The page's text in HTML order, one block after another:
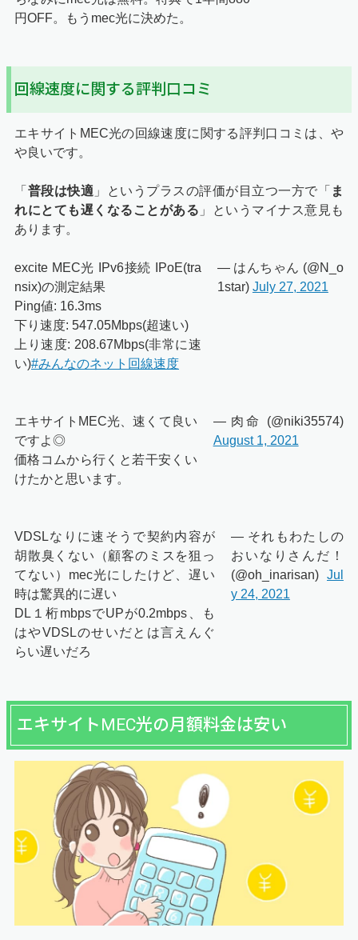
円OFF。もうmec光に決めた。
回線速度に関する評判口コミ
エキサイトMEC光の回線速度に関する評判口コミは、や
や良いです。
「 普段は快適 」というプラスの評価が目立つ一方で「 ま
れにとても遅くなることがある 」というマイナス意見も
あります。
excite MEC光 IPv6接続 IPoE(tra
nsix)の測定結果
Ping値: 16.3ms
下り速度: 547.05Mbps(超速い)
上り速度: 208.67Mbps(非常に速
い)#みんなのネット回線速度
— はんちゃん (@N_o
1star) July 27, 2021
エキサイトMEC光、速くて良い
ですよ◎
価格コムから行くと若干安くい
けたかと思います。
— 肉命 (@niki35574)
August 1, 2021
VDSLなりに速そうで契約内容が
胡散臭くない（顧客のミスを狙っ
てない）mec光にしたけど、遅い
時は驚異的に遅い
DL１桁mbpsでUPが0.2mbps、も
はやVDSLのせいだとは言えんぐ
らい遅いだろ
— それもわたしの
おいなりさんだ！
(@oh_inarisan) Jul
y 24, 2021
エキサイトMEC光の月額料金は安い